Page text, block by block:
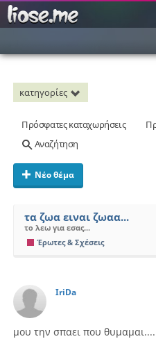
κατηγορίες
Πρόσφατες καταχωρήσεις
Αναζήτηση
Νέο θέμα
τα ζωα ειναι ζωαα...
το λεω για εσας...
Έρωτες & Σχέσεις
IriDa
μου την σπαει που